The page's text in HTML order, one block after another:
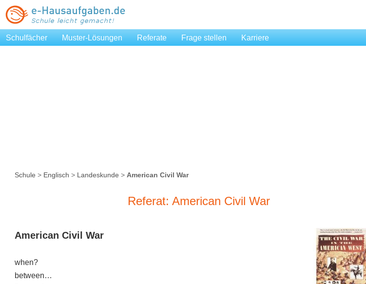
Schulfächer Muster-Lösungen Referate Frage stellen Karriere
Schule > Englisch > Landeskunde > American Civil War
Referat: American Civil War
American Civil War
when?
between…